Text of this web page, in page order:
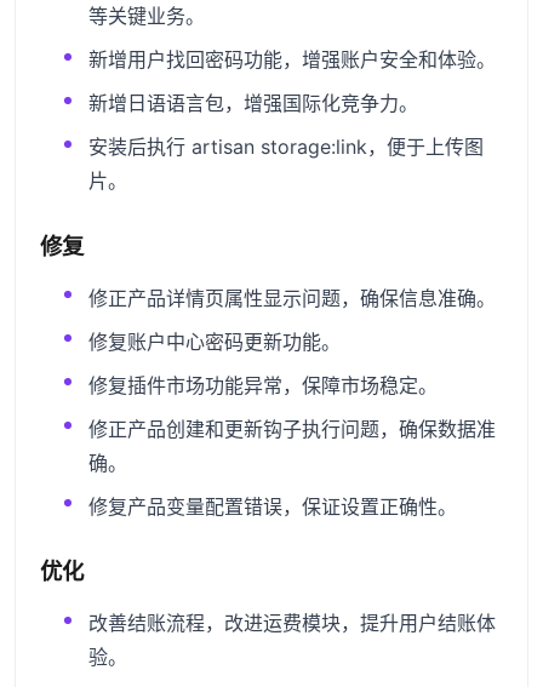
等关键业务。
新增用户找回密码功能，增强账户安全和体验。
新增日语语言包，增强国际化竞争力。
安装后执行 artisan storage:link，便于上传图
片。
修复
修正产品详情页属性显示问题，确保信息准确。
修复账户中心密码更新功能。
修复插件市场功能异常，保障市场稳定。
修正产品创建和更新钩子执行问题，确保数据准
确。
修复产品变量配置错误，保证设置正确性。
优化
改善结账流程，改进运费模块，提升用户结账体
验。